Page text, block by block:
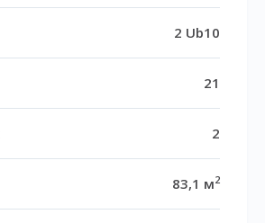
2 Ub10
21
2
83,1 м2